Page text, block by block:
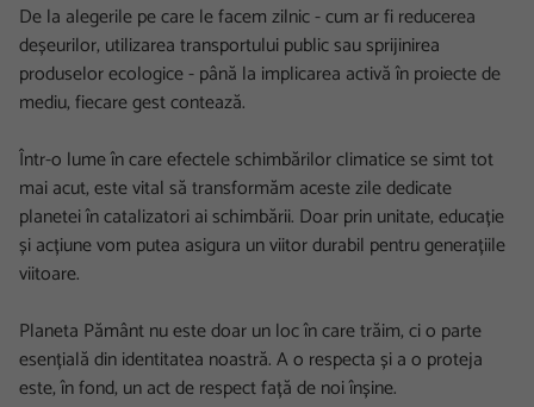
De la alegerile pe care le facem zilnic - cum ar fi reducerea
deșeurilor, utilizarea transportului public sau sprijinirea
produselor ecologice - până la implicarea activă în proiecte de
mediu, fiecare gest contează.
Într-o lume în care efectele schimbărilor climatice se simt tot
mai acut, este vital să transformăm aceste zile dedicate
planetei în catalizatori ai schimbării. Doar prin unitate, educație
și acțiune vom putea asigura un viitor durabil pentru generațiile
viitoare.
Planeta Pământ nu este doar un loc în care trăim, ci o parte
esențială din identitatea noastră. A o respecta și a o proteja
este, în fond, un act de respect față de noi înșine.